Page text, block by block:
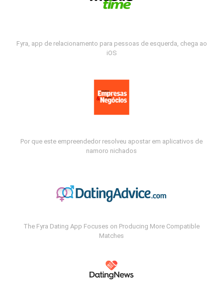
Fyra, app de relacionamento para pessoas de esquerda, chega ao
iOS
Por que este empreendedor resolveu apostar em aplicativos de
namoro nichados
The Fyra Dating App Focuses on Producing More Compatible
Matches